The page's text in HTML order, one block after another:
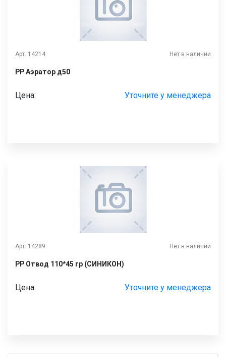
Арт. 14214 Нет в наличии
РР Аэратор д50
Цена: Уточните у менеджера
Арт. 14289 Нет в наличии
РР Отвод 110*45 гр (СИНИКОН)
Цена: Уточните у менеджера